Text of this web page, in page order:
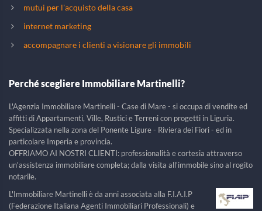
mutui per l'acquisto della casa
internet marketing
accompagnare i clienti a visionare gli immobili
Perché scegliere Immobiliare Martinelli?
L'Agenzia Immobiliare Martinelli - Case di Mare - si occupa di vendite ed
affitti di Appartamenti, Ville, Rustici e Terreni con progetti in Liguria.
Specializzata nella zona del Ponente Ligure - Riviera dei Fiori - ed in
particolare Imperia e provincia.
OFFRIAMO AI NOSTRI CLIENTI: professionalità e cortesia attraverso
un'assistenza immobiliare completa; dalla visita all'immobile sino al rogito
notarile.
L'Immobiliare Martinelli è da anni associata alla F.I.A.I.P
(Federazione Italiana Agenti Immobiliari Professionali) e